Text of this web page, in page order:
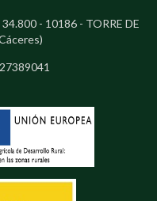
- 10186 - TORRE DE